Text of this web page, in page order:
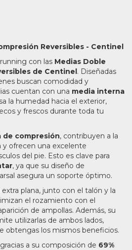
Reversibles - Centinel
con las Medias Doble
de Centinel. Diseñadas
buscan comodidad y
cuentan con una media interna
la humedad hacia el exterior,
y frescos durante toda tu
compresión, contribuyen a la
y ofrecen una excelente
del pie. Esto es clave para
, ya que su diseño de
asegura un soporte óptimo.
plana, junto con el talón y la
el rozamiento con el
de ampollas. Además, su
utilizarlas de ambos lados,
obtengas los mismos beneficios.
gracias a su composición de 69%